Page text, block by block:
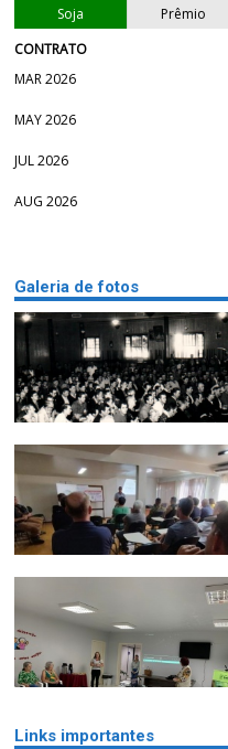
Soja Prêmio
CONTRATO
MAR 2026
MAY 2026
JUL 2026
AUG 2026
Galeria de fotos
Links importantes